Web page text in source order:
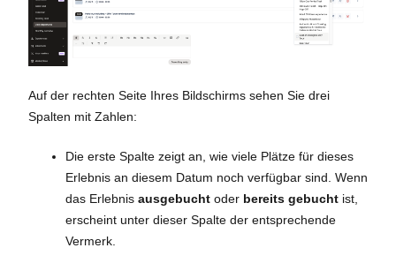
Auf der rechten Seite Ihres Bildschirms sehen Sie drei
Spalten mit Zahlen:
Die erste Spalte zeigt an, wie viele Plätze für dieses
Erlebnis an diesem Datum noch verfügbar sind. Wenn
das Erlebnis ausgebucht oder bereits gebucht ist,
erscheint unter dieser Spalte der entsprechende
Vermerk.